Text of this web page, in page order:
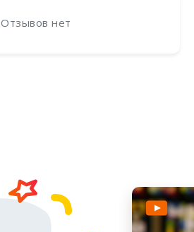
Отзывов нет